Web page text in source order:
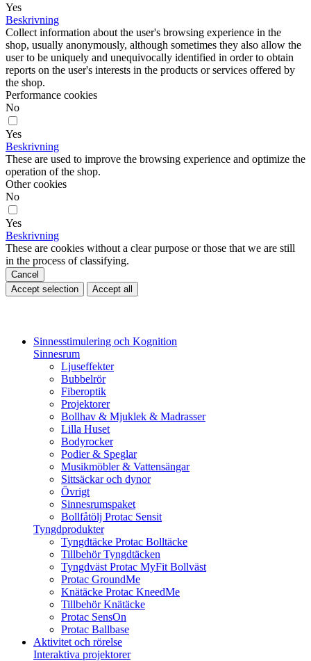
Yes
Beskrivning
Collect information about the user's browsing experience in the
shop, usually anonymously, although sometimes they also allow the
user to be uniquely and unequivocally identified in order to obtain
reports on the user's interests in the products or services offered by
the shop.
Performance cookies
No
Yes
Beskrivning
These are used to improve the browsing experience and optimize the
operation of the shop.
Other cookies
No
Yes
Beskrivning
These are cookies without a clear purpose or those that we are still
in the process of classifying.
Cancel
Accept selection
Accept all
Sinnesstimulering och Kognition
Sinnesrum
Ljuseffekter
Bubbelrör
Fiberoptik
Projektorer
Bollhav & Mjuklek & Madrasser
Lilla Huset
Bodyrocker
Podier & Speglar
Musikmöbler & Vattensängar
Sittsäckar och dynor
Övrigt
Sinnesrumspaket
Bollfåtölj Protac Sensit
Tyngdprodukter
Tyngdtäcke Protac Bolltäcke
Tillbehör Tyngdtäcken
Tyngdväst Protac MyFit Bollväst
Protac GroundMe
Knätäcke Protac KneedMe
Tillbehör Knätäcke
Protac SensOn
Protac Ballbase
Aktivitet och rörelse
Interaktiva projektorer